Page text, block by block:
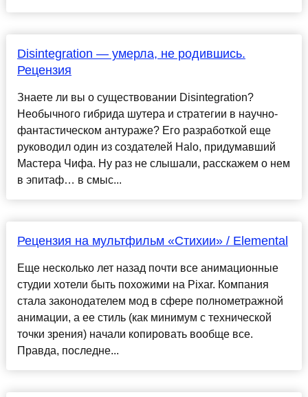
Disintegration — умерла, не родившись.
Рецензия
Знаете ли вы о существовании Disintegration?
Необычного гибрида шутера и стратегии в научно-
фантастическом антураже? Его разработкой еще
руководил один из создателей Halo, придумавший
Мастера Чифа. Ну раз не слышали, расскажем о нем
в эпитаф… в смыс...
Рецензия на мультфильм «Стихии» / Elemental
Еще несколько лет назад почти все анимационные
студии хотели быть похожими на Pixar. Компания
стала законодателем мод в сфере полнометражной
анимации, а ее стиль (как минимум с технической
точки зрения) начали копировать вообще все.
Правда, последне...